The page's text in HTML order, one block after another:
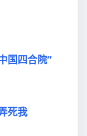
国四合院”
死我